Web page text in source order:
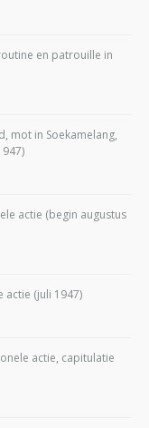
en patrouille in
mot in Soekamelang,
actie (begin augustus
actie (juli 1947)
actie, capitulatie